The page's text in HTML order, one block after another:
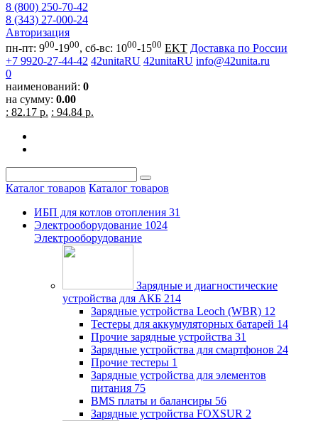
8 (800) 250-70-42
8 (343) 27-000-24
Авторизация
пн-пт: 900-1900, сб-вс: 1000-1500 EKT Доставка по России
+7 9920-27-44-42 42unitaRU 42unitaRU info@42unita.ru
0
наименований: 0
на сумму: 0.00
: 82.17 р. : 94.84 р.
Каталог товаров Каталог товаров
ИБП для котлов отопления 31
Электрооборудование 1024
Электрооборудование
Зарядные и диагностические
устройства для АКБ 214
Зарядные устройства Leoch (WBR) 12
Тестеры для аккумуляторных батарей 14
Прочие зарядные устройства 31
Зарядные устройства для смартфонов 24
Прочие тестеры 1
Зарядные устройства для элементов
питания 75
BMS платы и балансиры 56
Зарядные устройства FOXSUR 2